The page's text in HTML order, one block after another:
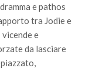
e pathos
tra Jodie e
e
da lasciare